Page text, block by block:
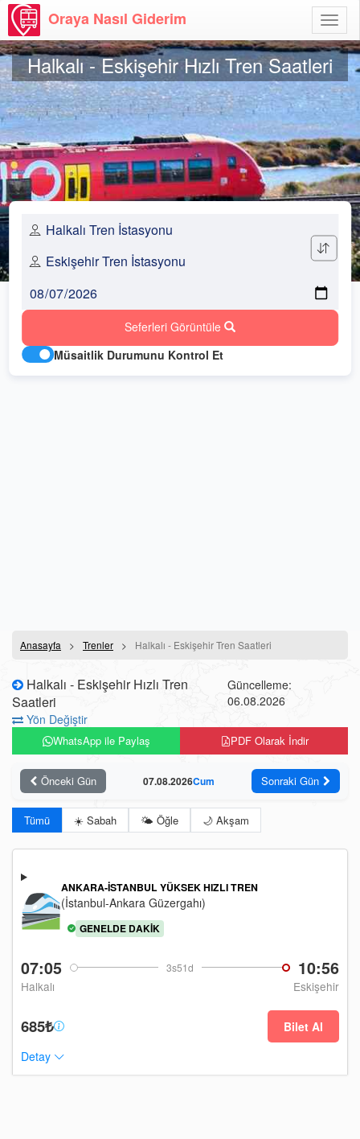
Aç
Oraya Nasıl Giderim
Halkalı - Eskişehir Hızlı Tren Saatleri
Seferleri Görüntüle
Müsaitlik Durumunu Kontrol Et
Anasayfa Trenler Halkalı - Eskişehir Tren Saatleri
Halkalı - Eskişehir Hızlı Tren
Saatleri
Yön Değiştir
Güncelleme:
06.08.2026
WhatsApp ile Paylaş PDF Olarak İndir
Önceki Gün 07.08.2026Cum Sonraki Gün
Tümü ☀️ Sabah 🌤️ Öğle 🌙 Akşam
07:05 3s51d 10:56
Halkalı Eskişehir
ANKARA-İSTANBUL YÜKSEK HIZLI TREN
(İstanbul-Ankara Güzergahı)
GENELDE DAKIK
685₺
Bilet Al
Detay